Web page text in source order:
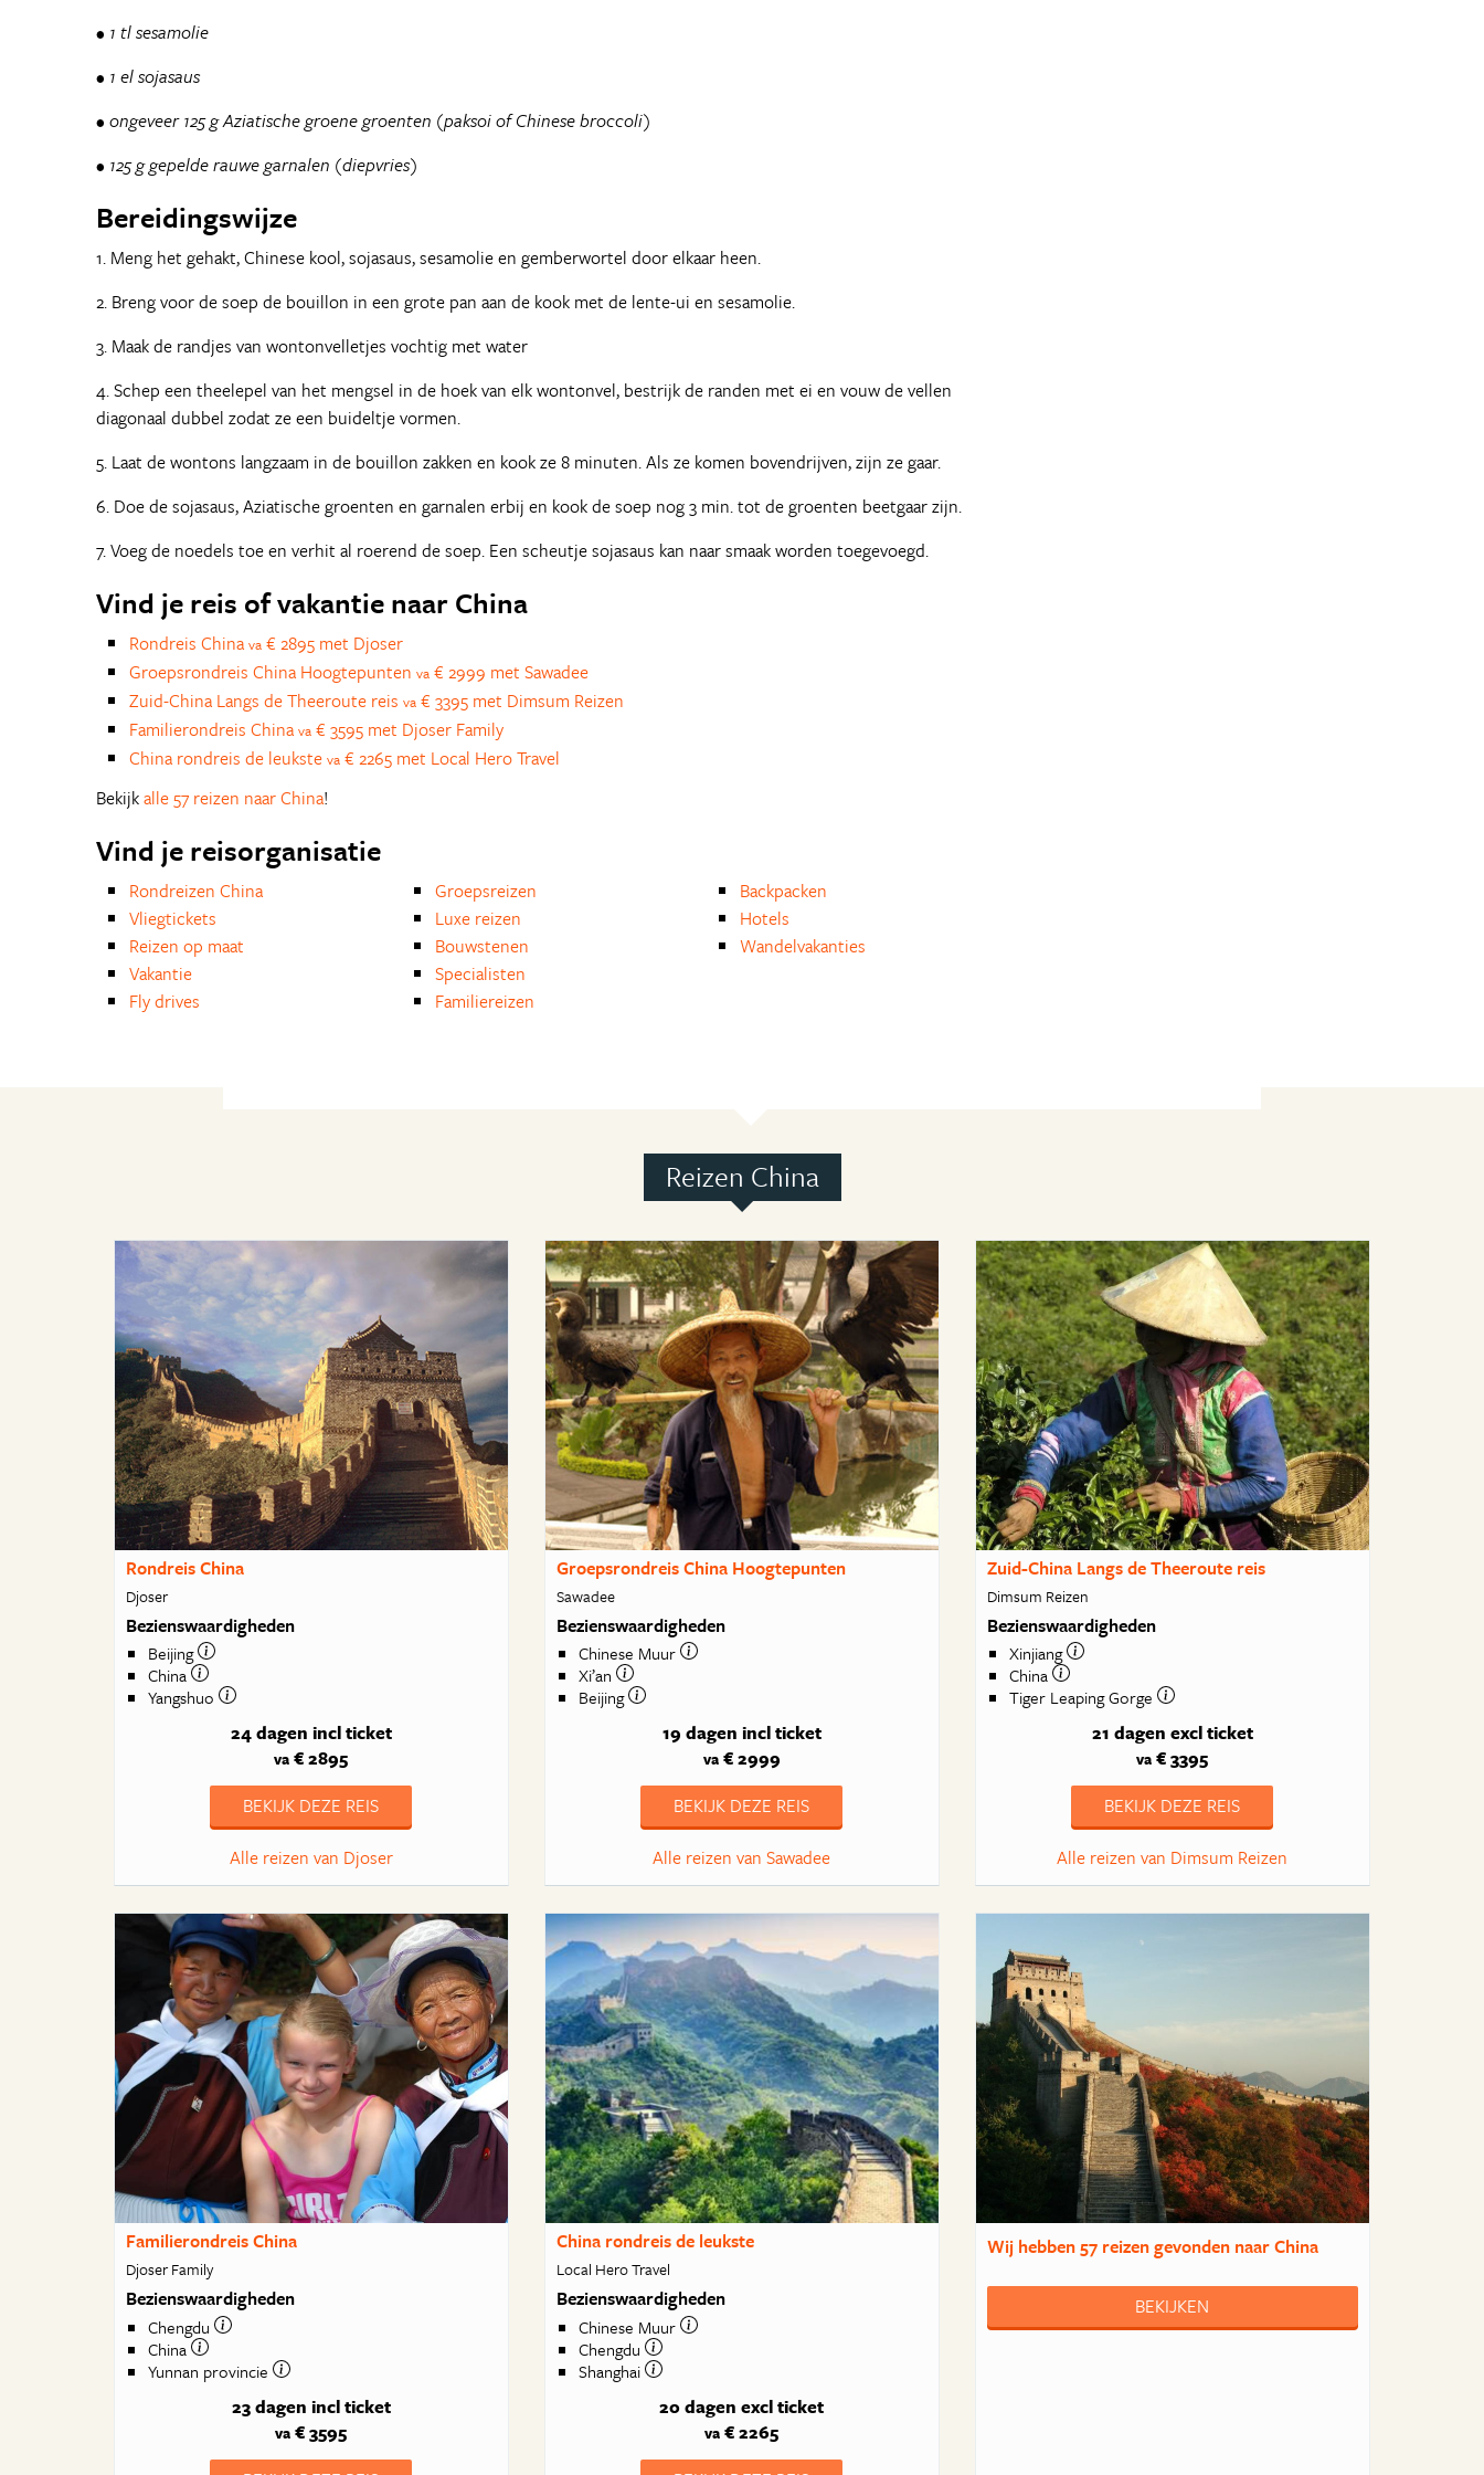
• 1 tl sesamolie
• 1 el sojasaus
• ongeveer 125 g Aziatische groene groenten (paksoi of Chinese broccoli)
• 125 g gepelde rauwe garnalen (diepvries)
Bereidingswijze
1. Meng het gehakt, Chinese kool, sojasaus, sesamolie en gemberwortel door elkaar heen.
2. Breng voor de soep de bouillon in een grote pan aan de kook met de lente-ui en sesamolie.
3. Maak de randjes van wontonvelletjes vochtig met water
4. Schep een theelepel van het mengsel in de hoek van elk wontonvel, bestrijk de randen met ei en vouw de vellen
diagonaal dubbel zodat ze een buideltje vormen.
5. Laat de wontons langzaam in de bouillon zakken en kook ze 8 minuten. Als ze komen bovendrijven, zijn ze gaar.
6. Doe de sojasaus, Aziatische groenten en garnalen erbij en kook de soep nog 3 min. tot de groenten beetgaar zijn.
7. Voeg de noedels toe en verhit al roerend de soep. Een scheutje sojasaus kan naar smaak worden toegevoegd.
Vind je reis of vakantie naar China
Rondreis China va € 2895 met Djoser
Groepsrondreis China Hoogtepunten va € 2999 met Sawadee
Zuid-China Langs de Theeroute reis va € 3395 met Dimsum Reizen
Familierondreis China va € 3595 met Djoser Family
China rondreis de leukste va € 2265 met Local Hero Travel
Bekijkalle 57 reizen naar China!
Vind je reisorganisatie
Rondreizen China
Vliegtickets
Reizen op maat
Vakantie
Fly drives
Groepsreizen
Luxe reizen
Bouwstenen
Specialisten
Familiereizen
Backpacken
Hotels
Wandelvakanties
Reizen China
Rondreis China
Djoser
Bezienswaardigheden
Beijing
China
Yangshuo
24 dagen incl ticket
va € 2895
BEKIJK DEZE REIS
Alle reizen van Djoser
Groepsrondreis China Hoogtepunten
Sawadee
Bezienswaardigheden
Chinese Muur
Xi’an
Beijing
19 dagen incl ticket
va€ 2999
BEKIJK DEZE REIS
Alle reizen van Sawadee
Zuid-China Langs de Theeroute reis
Dimsum Reizen
Bezienswaardigheden
Xinjiang
China
Tiger Leaping Gorge
21 dagen excl ticket
va € 3395
BEKIJK DEZE REIS
Alle reizen van Dimsum Reizen
Familierondreis China
Djoser Family
Bezienswaardigheden
Chengdu
China
Yunnan provincie
23 dagen incl ticket
va € 3595
China rondreis de leukste
Local Hero Travel
Bezienswaardigheden
Chinese Muur
Chengdu
Shanghai
20 dagen excl ticket
va € 2265
Wij hebben57 reizengevonden naar China
BEKIJKEN